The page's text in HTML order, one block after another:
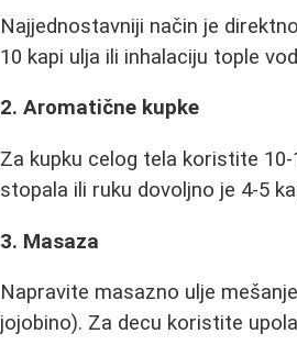
Najjednostavniji način je
10 kapi ulja ili inhalaciju tople
2. Aromatične kupke
Za kupku celog tela koristite
stopala ili ruku dovoljno je 4-5
3. Masaza
Napravite masazno ulje
jojobino). Za decu koristite